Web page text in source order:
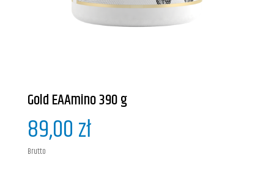
Gold EAAmino 390 g
89,00 zł
Brutto